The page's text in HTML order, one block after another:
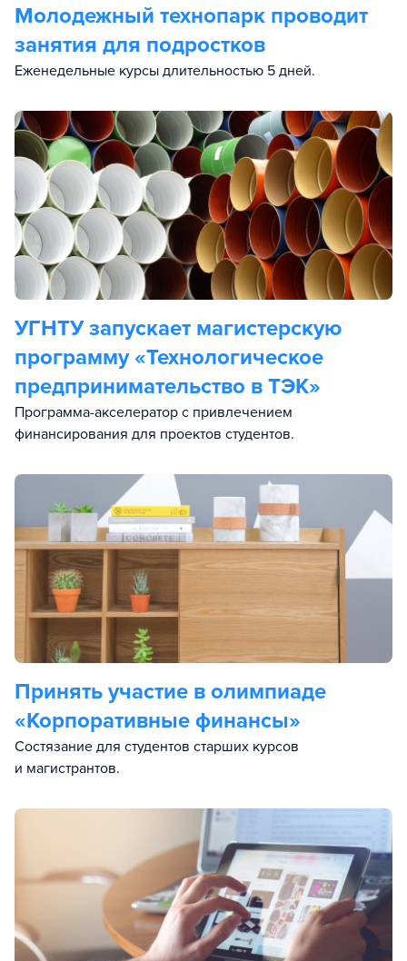
Молодежный технопарк проводит
занятия для подростков
Еженедельные курсы длительностью 5 дней.
УГНТУ запускает магистерскую
программу «Технологическое
предпринимательство в ТЭК»
Программа-акселератор с привлечением
финансирования для проектов студентов.
Принять участие в олимпиаде
«Корпоративные финансы»
Состязание для студентов старших курсов
и магистрантов.